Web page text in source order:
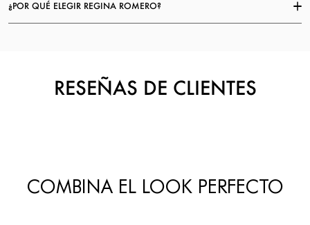
¿POR QUÉ ELEGIR REGINA ROMERO?
RESEÑAS DE CLIENTES
COMBINA EL LOOK PERFECTO